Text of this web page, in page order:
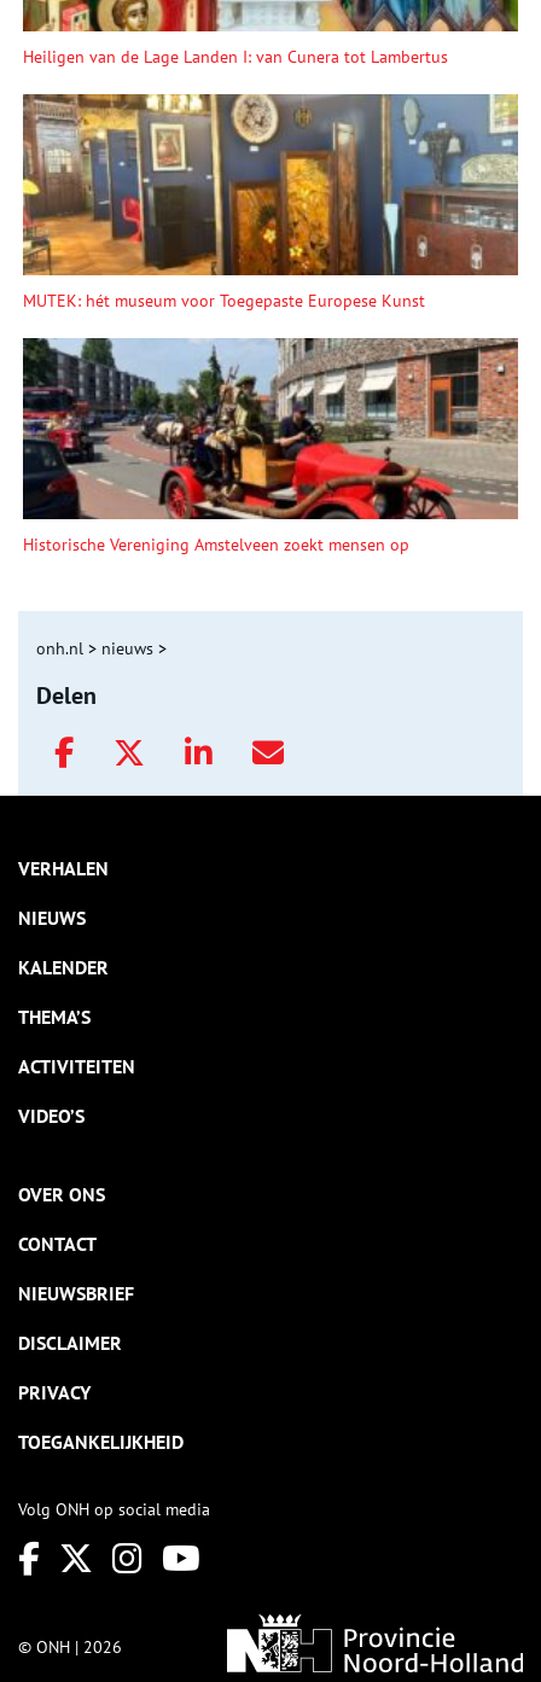
Heiligen van de Lage Landen I: van Cunera tot Lambertus
MUTEK: hét museum voor Toegepaste Europese Kunst
Historische Vereniging Amstelveen zoekt mensen op
onh.nl > nieuws >
Delen
VERHALEN
NIEUWS
KALENDER
THEMA’S
ACTIVITEITEN
VIDEO’S
OVER ONS
CONTACT
NIEUWSBRIEF
DISCLAIMER
PRIVACY
TOEGANKELIJKHEID
Volg ONH op social media
© ONH | 2026